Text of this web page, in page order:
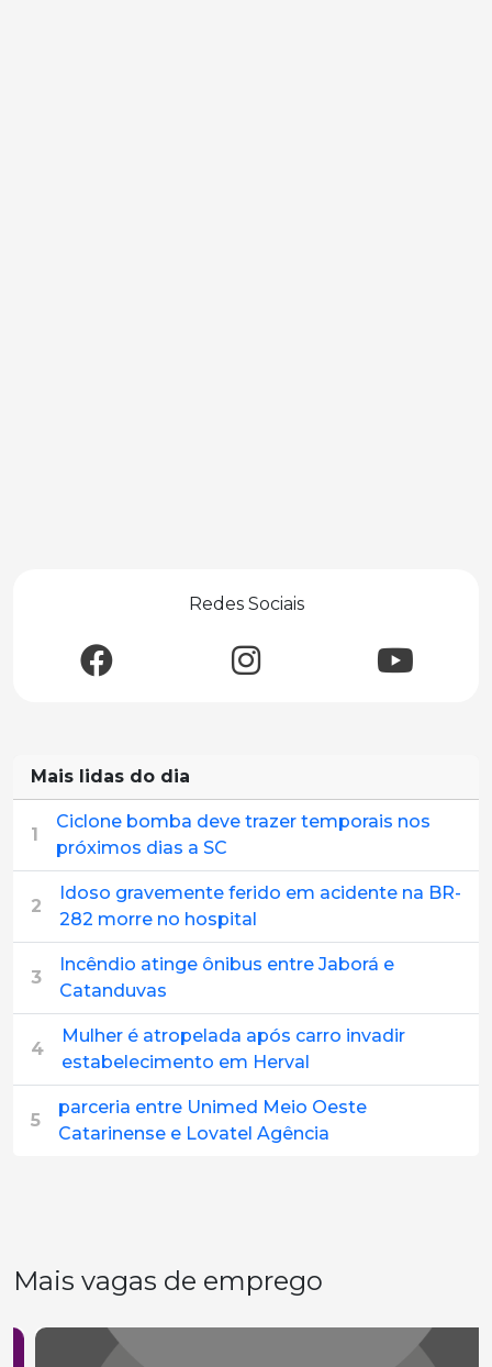
Redes Sociais
Mais lidas do dia
1
Ciclone bomba deve trazer temporais nos
próximos dias a SC
2
Idoso gravemente ferido em acidente na BR-
282 morre no hospital
3
Incêndio atinge ônibus entre Jaborá e
Catanduvas
4
Mulher é atropelada após carro invadir
estabelecimento em Herval
5
parceria entre Unimed Meio Oeste
Catarinense e Lovatel Agência
Mais vagas de emprego